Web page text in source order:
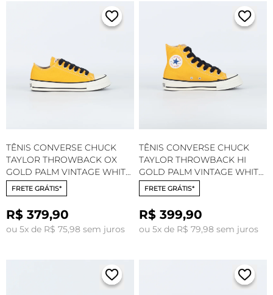
TÊNIS CONVERSE CHUCK
TAYLOR THROWBACK OX
GOLD PALM VINTAGE WHITE
BLACK A18844C
FRETE GRÁTIS*
R$ 379,90
ou 5x de R$ 75,98 sem juros
TÊNIS CONVERSE CHUCK
TAYLOR THROWBACK HI
GOLD PALM VINTAGE WHITE
BLACK A18842C GOLD
FRETE GRÁTIS*
R$ 399,90
ou 5x de R$ 79,98 sem juros